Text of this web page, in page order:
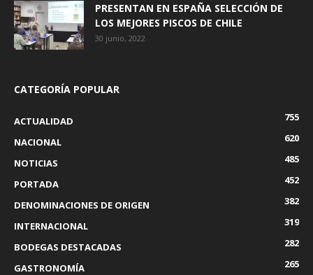
PRESENTAN EN ESPAÑA SELECCIÓN DE
LOS MEJORES PISCOS DE CHILE
30 junio, 2022
CATEGORÍA POPULAR
ACTUALIDAD
755
NACIONAL
620
NOTICIAS
485
PORTADA
452
DENOMINACIONES DE ORIGEN
382
INTERNACIONAL
319
BODEGAS DESTACADAS
282
GASTRONOMÍA
265